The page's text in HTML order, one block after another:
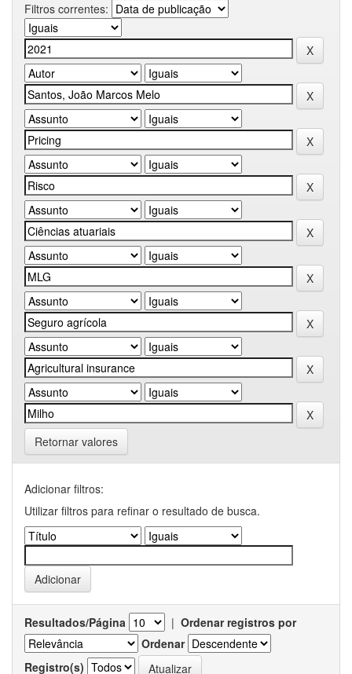
Filtros correntes:
Retornar valores
Adicionar filtros:
Utilizar filtros para refinar o resultado de busca.
Resultados/Página | Ordenar registros por
Ordenar
Registro(s)